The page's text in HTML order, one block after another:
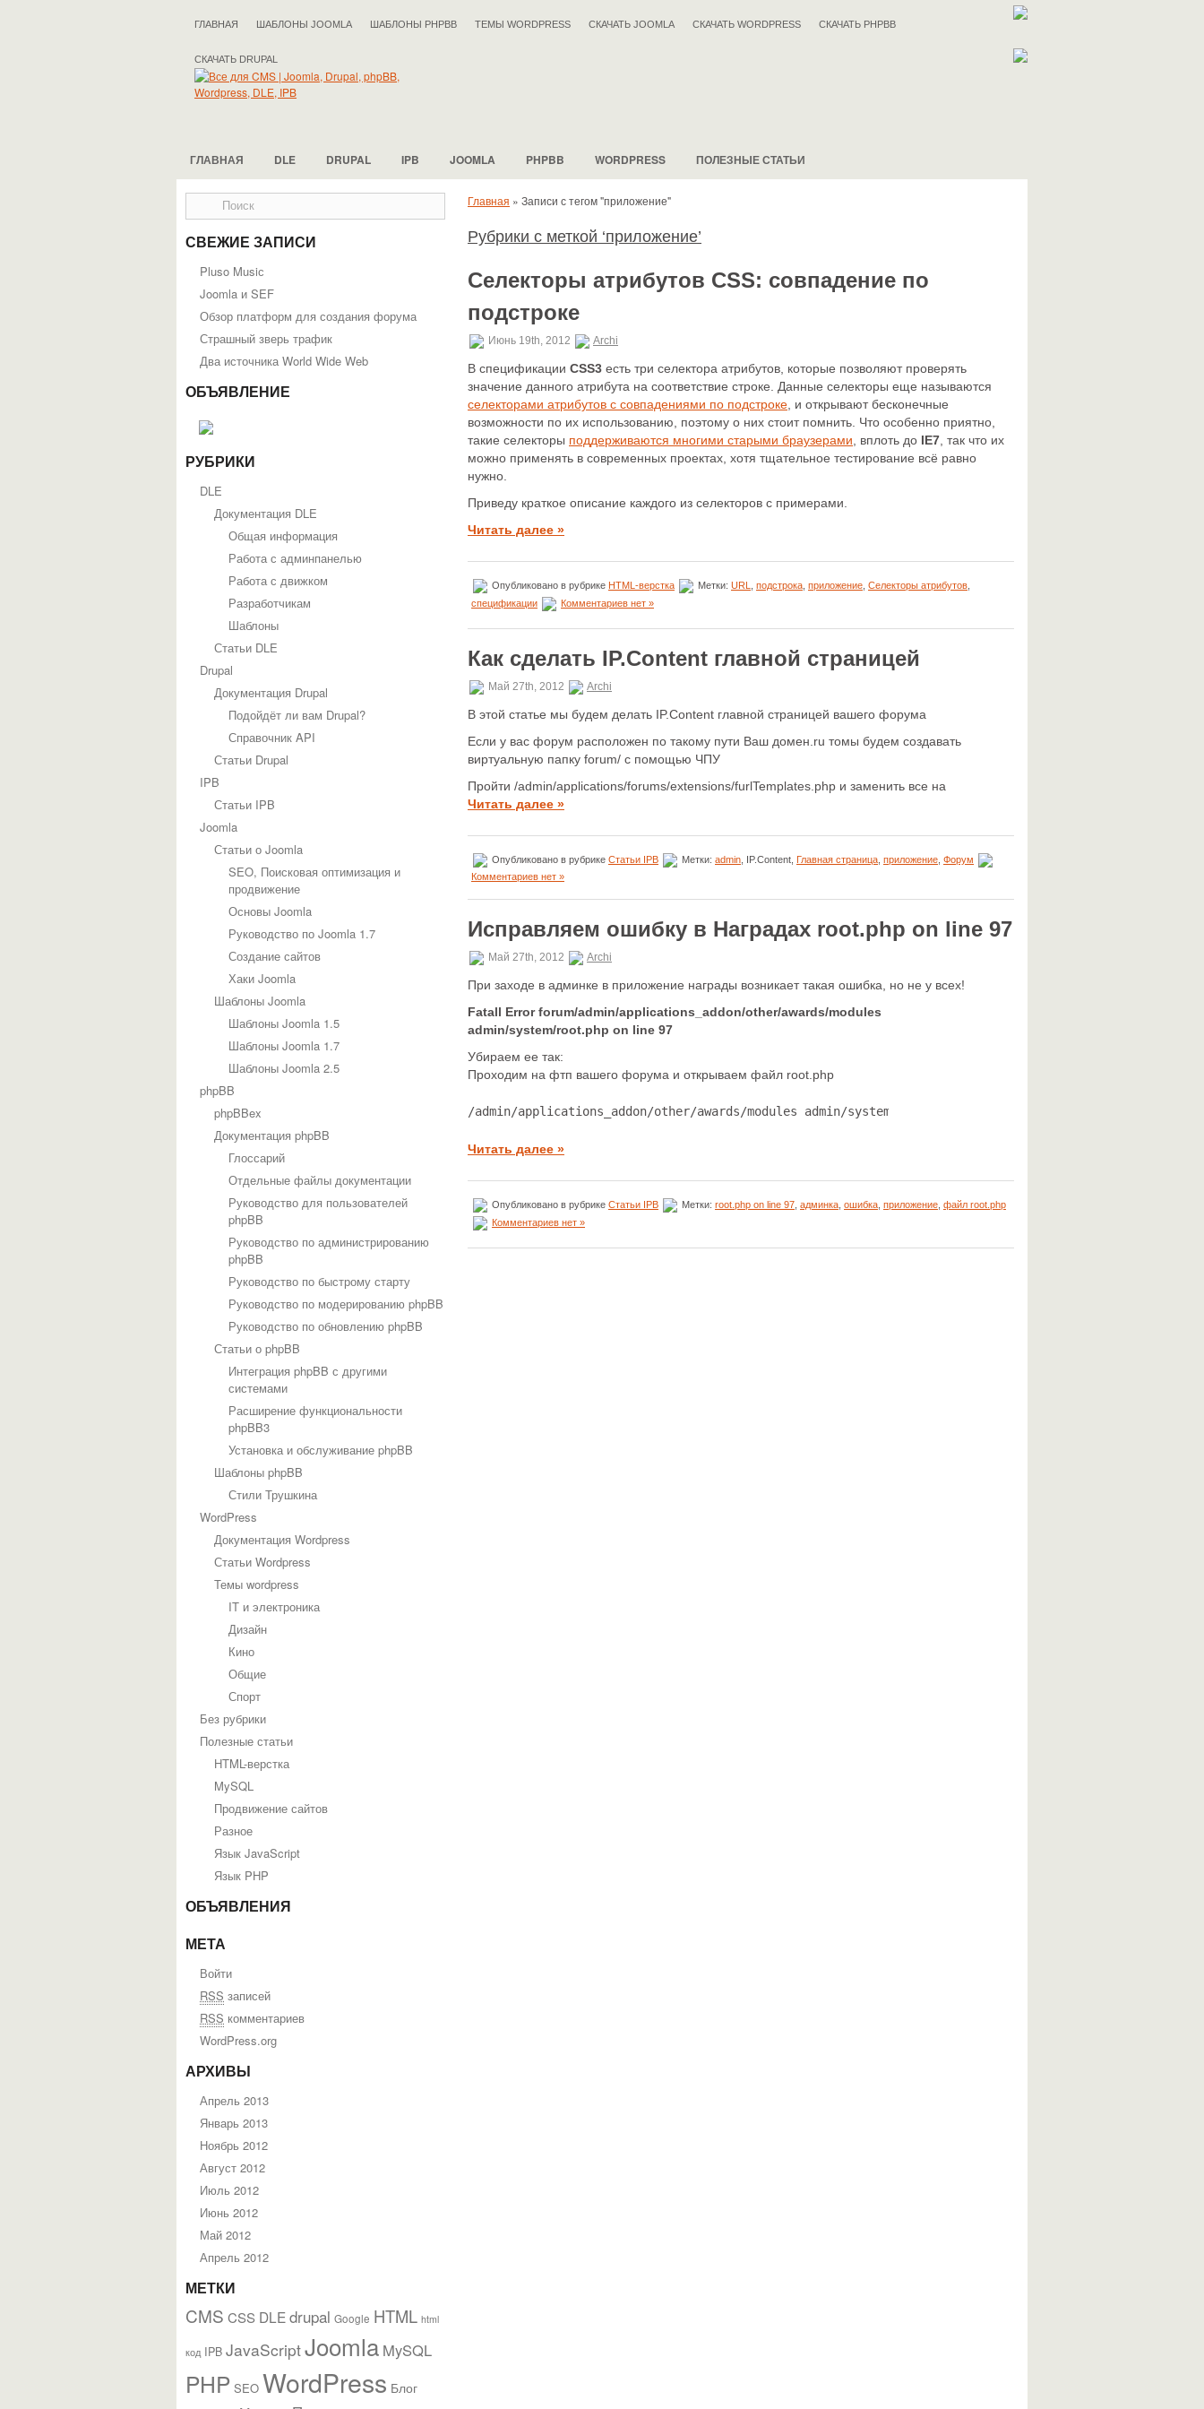
ГЛАВНАЯ ШАБЛОНЫ JOOMLA ШАБЛОНЫ PHPBB ТЕМЫ WORDPRESS СКАЧАТЬ JOOMLA СКАЧАТЬ WORDPRESS СКАЧАТЬ PHPBB
СКАЧАТЬ DRUPAL
ГЛАВНАЯ DLE DRUPAL IPB JOOMLA PHPBB WORDPRESS ПОЛЕЗНЫЕ СТАТЬИ
СВЕЖИЕ ЗАПИСИ
Pluso Musiс
Joomla и SEF
Обзор платформ для создания форума
Страшный зверь трафик
Два источника World Wide Web
ОБЪЯВЛЕНИЕ
РУБРИКИ
DLE
Документация DLE
Общая информация
Работа с админпанелью
Работа с движком
Разработчикам
Шаблоны
Статьи DLE
Drupal
Документация Drupal
Подойдёт ли вам Drupal?
Справочник API
Статьи Drupal
IPB
Статьи IPB
Joomla
Статьи о Joomla
SEO, Поисковая оптимизация и
продвижение
Основы Joomla
Руководство по Joomla 1.7
Создание сайтов
Хаки Joomla
Шаблоны Joomla
Шаблоны Joomla 1.5
Шаблоны Joomla 1.7
Шаблоны Joomla 2.5
phpBB
phpBBex
Документация phpBB
Глоссарий
Отдельные файлы документации
Руководство для пользователей
phpBB
Руководство по администрированию
phpBB
Руководство по быстрому старту
Руководство по модерированию phpBB
Руководство по обновлению phpBB
Статьи о phpBB
Интеграция phpBB с другими
системами
Расширение функциональности
phpBB3
Установка и обслуживание phpBB
Шаблоны phpBB
Стили Трушкина
WordPress
Документация Wordpress
Статьи Wordpress
Темы wordpress
IT и электроника
Дизайн
Кино
Общие
Спорт
Без рубрики
Полезные статьи
HTML-верстка
MySQL
Продвижение сайтов
Разное
Язык JavaScript
Язык PHP
ОБЪЯВЛЕНИЯ
МЕТА
Войти
RSS записей
RSS комментариев
WordPress.org
АРХИВЫ
Апрель 2013
Январь 2013
Ноябрь 2012
Август 2012
Июль 2012
Июнь 2012
Май 2012
Апрель 2012
МЕТКИ
CMS CSS DLEdrupal Google HTML html
код IPB JavaScriptJoomla MySQL
PHP SEO WordPress Блог
Главная » Записи с тегом "приложение"
Рубрики с меткой ‘приложение’
Селекторы атрибутов CSS: совпадение по
подстроке
Июнь 19th, 2012 Archi
В спецификации CSS3 есть три селектора атрибутов, которые позволяют проверять
значение данного атрибута на соответствие строке. Данные селекторы еще называются
селекторами атрибутов с совпадениями по подстроке , и открывают бесконечные
возможности по их использованию, поэтому о них стоит помнить. Что особенно приятно,
такие селекторы поддерживаются многими старыми браузерами , вплоть до IE7 , так что их
можно применять в современных проектах, хотя тщательное тестирование всё равно
нужно.
Приведу краткое описание каждого из селекторов с примерами.
Читать далее »
Опубликовано в рубрике HTML-верстка Метки: URL подстрока приложение Селекторы атрибутов
спецификации
Комментариев нет »
Как сделать IP.Content главной страницей
Май 27th, 2012 Archi
В этой статье мы будем делать IP.Content главной страницей вашего форума
Если у вас форум расположен по такому пути Ваш домен.ru томы будем создавать
виртуальную папку forum/ с помощью ЧПУ
Пройти /admin/applications/forums/extensions/furlTemplates.php и заменить все на
Читать далее »
Опубликовано в рубрике Статьи IPB Метки: admin , IP.Content, Главная страница приложение Форум
Комментариев нет »
Исправляем ошибку в Наградах root.php on line 97
Май 27th, 2012 Archi
При заходе в админке в приложение награды возникает такая ошибка, но не у всех!
Fatall Error forum/admin/applications_addon/other/awards/modules
admin/system/root.php on line 97
Убираем ее так:
Проходим на фтп вашего форума и открываем файл root.php
/admin/applications_addon/other/awards/modules admin/system/root.php
Читать далее »
Опубликовано в рубрике Статьи IPB Метки: root.php on line 97 админка ошибка приложение файл root.php
Комментариев нет »